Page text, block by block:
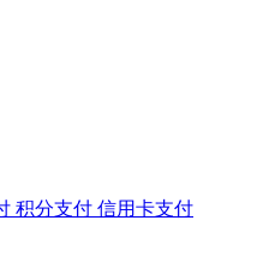
积分支付 信用卡支付